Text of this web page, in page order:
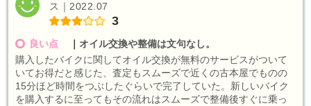
ス｜2022.07
3
良い点
オイル交換や整備は文句なし。
購入したバイクに関してオイル交換が無料のサービスがついて
いてお得だと感じた、査定もスムーズで近くの古本屋でものの
15分ほど時間をつぶしたぐらいで完了していた。新しいバイク
を購入するに至ってもその流れはスムーズで整備後すぐに乗っ